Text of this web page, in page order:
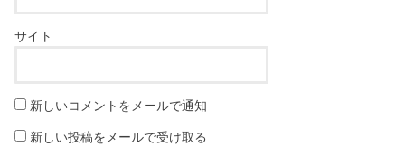
サイト
新しいコメントをメールで通知
新しい投稿をメールで受け取る